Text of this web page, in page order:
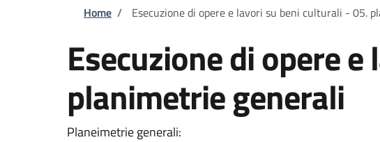
Briciole di pane
Home / Esecuzione di opere e lavori su beni culturali - 05.
Esecuzione di opere
planimetrie generali
Planeimetrie generali: